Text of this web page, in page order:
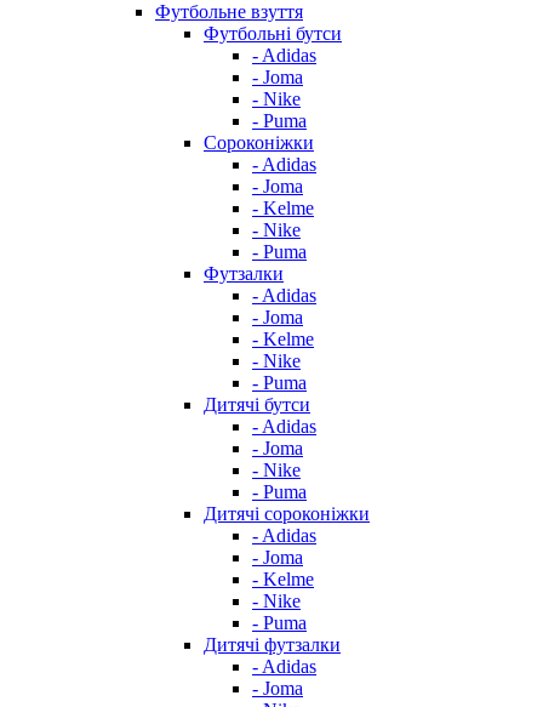
Футбольне взуття
Футбольні бутси
- Adidas
- Joma
- Nike
- Puma
Сороконіжки
- Adidas
- Joma
- Kelme
- Nike
- Puma
Футзалки
- Adidas
- Joma
- Kelme
- Nike
- Puma
Дитячі бутси
- Adidas
- Joma
- Nike
- Puma
Дитячі сороконіжки
- Adidas
- Joma
- Kelme
- Nike
- Puma
Дитячі футзалки
- Adidas
- Joma